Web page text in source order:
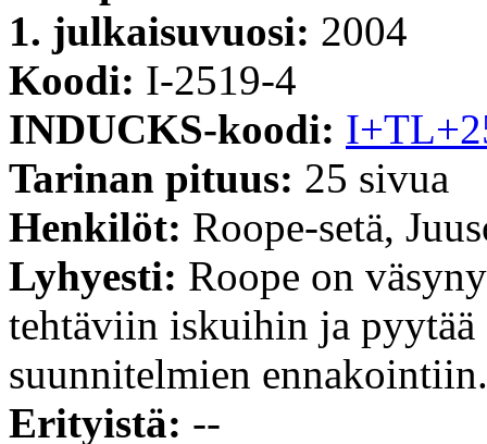
1. julkaisuvuosi: 2004
Koodi: I-2519-4
INDUCKS-koodi:
Tarinan pituus: 25 sivua
Henkilöt: Roope-setä,
Lyhyesti: Roope on
tehtäviin iskuihin ja pyytää
suunnitelmien ennakointiin.
Erityistä: --